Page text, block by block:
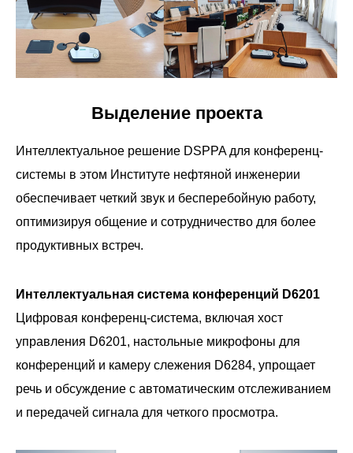
Выделение проекта
Интеллектуальное решение DSPPA для конференц-
системы в этом Институте нефтяной инженерии
обеспечивает четкий звук и бесперебойную работу,
оптимизируя общение и сотрудничество для более
продуктивных встреч.
Интеллектуальная система конференций D6201
Цифровая конференц-система, включая хост
управления D6201, настольные микрофоны для
конференций и камеру слежения D6284, упрощает
речь и обсуждение с автоматическим отслеживанием
и передачей сигнала для четкого просмотра.